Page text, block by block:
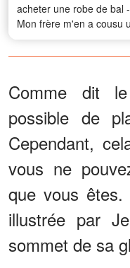
acheter une robe de bal -
Mon frère m'en a cousu
à partir de la collection
jeans de notre défunte
l'a laissée bouche bée
Comme dit
possible de
Cependant,
vous ne
que vous
illustrée par
sommet de sa